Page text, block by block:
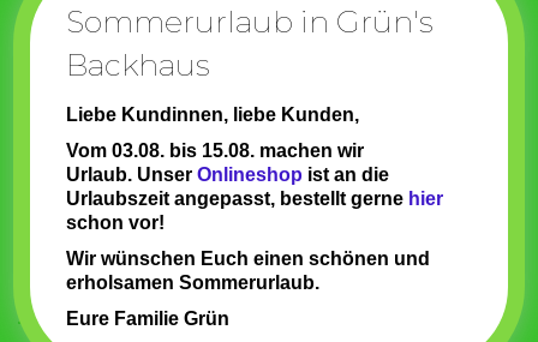
Du wirst weitergeleitet zu Google-Bewertungen
Sommerurlaub in Grün's
Backhaus
Liebe Kundinnen, liebe Kunden,
Vom 03.08. bis 15.08. machen wir
Urlaub. UnserOnlineshop ist an die
Urlaubszeit angepasst, bestellt gerne hier
schon vor!
Wir wünschen Euch einen schönen und
erholsamen Sommerurlaub.
Eure Familie Grün